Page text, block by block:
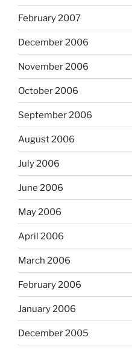
February 2007
December 2006
November 2006
October 2006
September 2006
August 2006
July 2006
June 2006
May 2006
April 2006
March 2006
February 2006
January 2006
December 2005